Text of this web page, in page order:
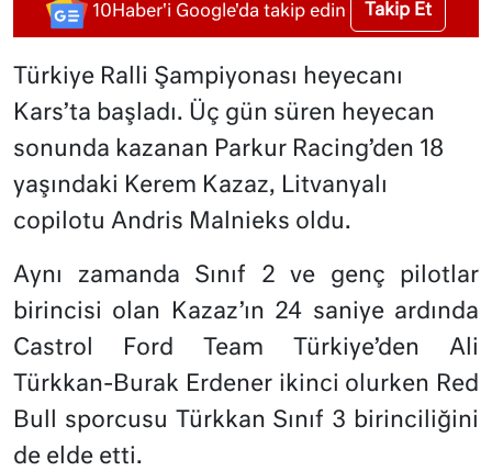
10Haber'i Google'da takip edin Takip Et
Türkiye Ralli Şampiyonası heyecanı
Kars’ta başladı. Üç gün süren heyecan
sonunda kazanan Parkur Racing’den 18
yaşındaki Kerem Kazaz, Litvanyalı
copilotu Andris Malnieks oldu.
Aynı zamanda Sınıf 2 ve genç pilotlar
birincisi olan Kazaz’ın 24 saniye ardında
Castrol Ford Team Türkiye’den Ali
Türkkan-Burak Erdener ikinci olurken Red
Bull sporcusu Türkkan Sınıf 3 birinciliğini
de elde etti.